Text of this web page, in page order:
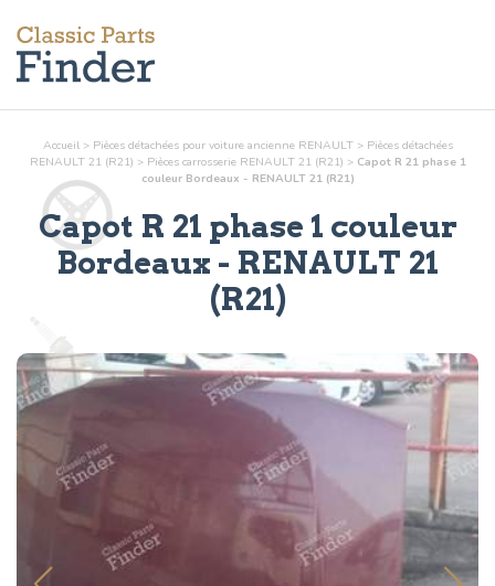
Accueil > Pièces détachées pour voiture ancienne RENAULT > Pièces détachées
RENAULT 21 (R21) > Pièces carrosserieRENAULT 21 (R21) > Capot R 21 phase 1
couleur Bordeaux - RENAULT 21 (R21)
Capot R 21 phase 1 couleur
Bordeaux - RENAULT 21
(R21)